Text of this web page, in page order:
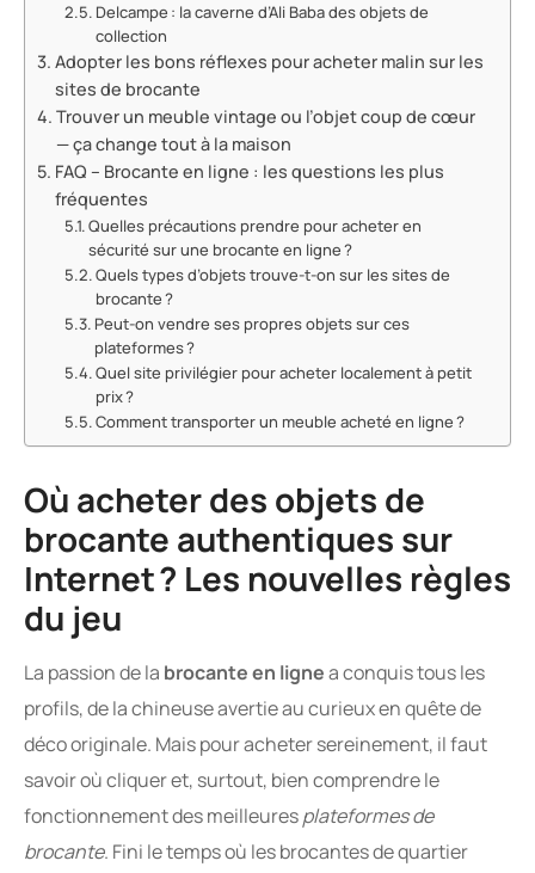
Delcampe : la caverne d’Ali Baba des objets de
collection
Adopter les bons réflexes pour acheter malin sur les
sites de brocante
Trouver un meuble vintage ou l’objet coup de cœur
— ça change tout à la maison
FAQ – Brocante en ligne : les questions les plus
fréquentes
Quelles précautions prendre pour acheter en
sécurité sur une brocante en ligne ?
Quels types d’objets trouve-t-on sur les sites de
brocante ?
Peut-on vendre ses propres objets sur ces
plateformes ?
Quel site privilégier pour acheter localement à petit
prix ?
Comment transporter un meuble acheté en ligne ?
Où acheter des objets de
brocante authentiques sur
Internet ? Les nouvelles règles
du jeu
La passion de la brocante en lignea conquis tous les
profils, de la chineuse avertie au curieux en quête de
déco originale. Mais pour acheter sereinement, il faut
savoir où cliquer et, surtout, bien comprendre le
fonctionnement des meilleuresplateformes de
brocante. Fini le temps où les brocantes de quartier